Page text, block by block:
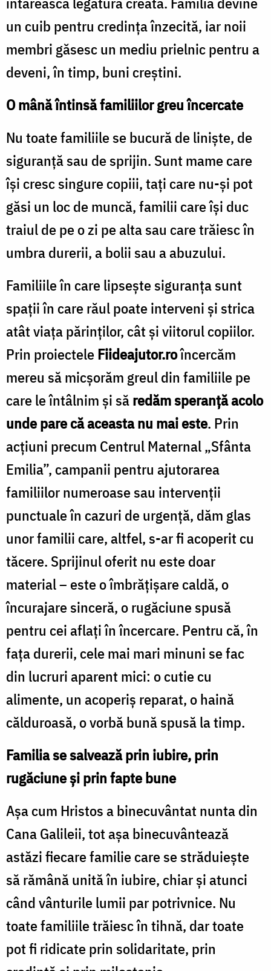
un cuib pentru credința înzecită, iar noii
membri găsesc un mediu prielnic pentru a
deveni, în timp, buni creștini.
O mână întinsă familiilor greu încercate
Nu toate familiile se bucură de liniște, de
siguranță sau de sprijin. Sunt mame care
își cresc singure copiii, tați care nu-și pot
găsi un loc de muncă, familii care își duc
traiul de pe o zi pe alta sau care trăiesc în
umbra durerii, a bolii sau a abuzului.
Familiile în care lipsește siguranța sunt
spații în care răul poate interveni și strica
atât viața părinților, cât și viitorul copiilor.
Prin proiecteleFiideajutor.roîncercăm
mereu să micșorăm greul din familiile pe
care le întâlnim și săredăm speranță acolo
unde pare că aceasta nu mai este. Prin
acțiuni precum Centrul Maternal „Sfânta
Emilia”, campanii pentru ajutorarea
familiilor numeroase sau intervenții
punctuale în cazuri de urgență, dăm glas
unor familii care, altfel, s-ar fi acoperit cu
tăcere. Sprijinul oferit nu este doar
material – este o îmbrățișare caldă, o
încurajare sinceră, o rugăciune spusă
pentru cei aflați în încercare. Pentru că, în
fața durerii, cele mai mari minuni se fac
din lucruri aparent mici: o cutie cu
alimente, un acoperiș reparat, o haină
călduroasă, o vorbă bună spusă la timp.
Familia se salvează prin iubire, prin
rugăciune și prin fapte bune
Așa cum Hristos a binecuvântat nunta din
Cana Galileii, tot așa binecuvântează
astăzi fiecare familie care se străduiește
să rămână unită în iubire, chiar și atunci
când vânturile lumii par potrivnice. Nu
toate familiile trăiesc în tihnă, dar toate
pot fi ridicate prin solidaritate, prin